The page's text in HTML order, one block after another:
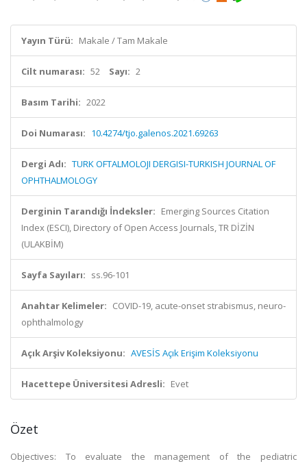
Yayın Türü: Makale / Tam Makale
Cilt numarası: 52 Sayı: 2
Basım Tarihi: 2022
Doi Numarası: 10.4274/tjo.galenos.2021.69263
Dergi Adı: TURK OFTALMOLOJI DERGISI-TURKISH JOURNAL OF
OPHTHALMOLOGY
Derginin Tarandığı İndeksler: Emerging Sources Citation
Index (ESCI), Directory of Open Access Journals, TR DİZİN
(ULAKBİM)
Sayfa Sayıları: ss.96-101
Anahtar Kelimeler: COVID-19, acute-onset strabismus, neuro-
ophthalmology
Açık Arşiv Koleksiyonu: AVESİS Açık Erişim Koleksiyonu
Hacettepe Üniversitesi Adresli: Evet
Özet
Objectives: To evaluate the management of the pediatric